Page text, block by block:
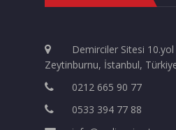
Demirciler Sitesi
Zeytinburnu, İstanbul,
0212 665 90 77
0533 394 77 88